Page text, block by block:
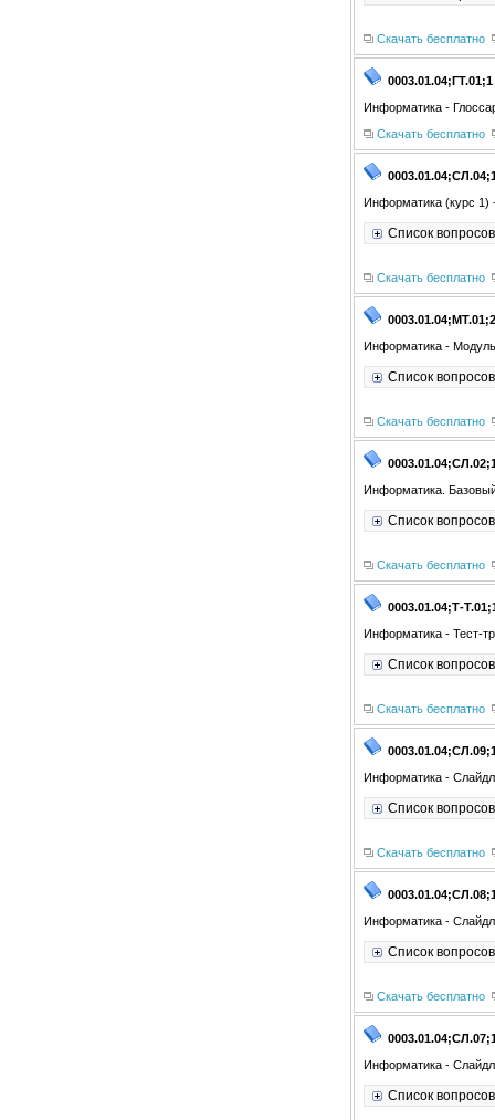
Скачать бесплатно
0003.01.04;ГТ.01;1
Информатика -
Скачать бесплатно
Информатика (курс 1)
Список
Скачать бесплатно
0003.01.04;МТ.01;2
Информатика -
Список
Скачать бесплатно
Информатика.
Список
Скачать бесплатно
0003.01.04;Т-
Информатика - Тест-
Список
Скачать бесплатно
Информатика -
Список
Скачать бесплатно
Информатика -
Список
Скачать бесплатно
Информатика -
Список